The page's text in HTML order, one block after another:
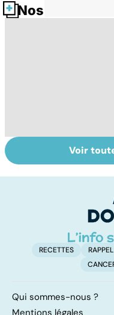
Nos fiches
Tout savoir sur le
cancer de la
Voir
RECETTES
Qui sommes-nous ?